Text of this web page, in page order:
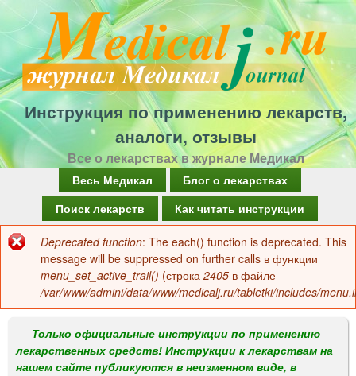
Перейти
к
основному
содержанию
Инструкция по применению лекарств,
аналоги, отзывы
Все о лекарствах в журнале Медикал
а
в
о
м
Весь Медикал
Блог о лекарствах
Поиск лекарств
Как читать инструкции
Сообщение
об
ошибке
Deprecated function: The each() function is deprecated. This
message will be suppressed on further calls в функции
menu_set_active_trail() (строка 2405 в файле
/var/www/admini/data/www/medicalj.ru/tabletki/includes/
Только официальные инструкции по применению
лекарственных средств! Инструкции к лекарствам на
нашем сайте публикуются в неизменном виде, в